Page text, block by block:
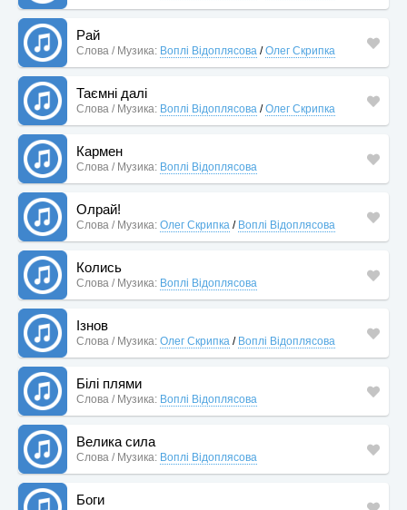
Рай
Слова / Музика: Воплі Відоплясова /Олег Скрипка
Таємні далі
Слова / Музика: Воплі Відоплясова /Олег Скрипка
Кармен
Слова / Музика: Воплі Відоплясова
Олрай!
Слова / Музика: Олег Скрипка / Воплі Відоплясова
Колись
Слова / Музика: Воплі Відоплясова
Ізнов
Слова / Музика: Олег Скрипка / Воплі Відоплясова
Білі плями
Слова / Музика: Воплі Відоплясова
Велика сила
Слова / Музика: Воплі Відоплясова
Боги